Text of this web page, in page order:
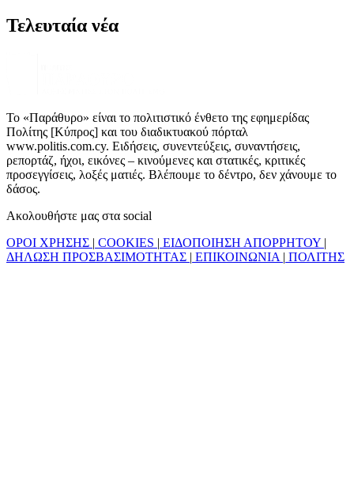
Τελευταία νέα
Το «Παράθυρο» είναι το πολιτιστικό ένθετο της εφημερίδας
Πολίτης [Κύπρος] και του διαδικτυακού πόρταλ
www.politis.com.cy. Ειδήσεις, συνεντεύξεις, συναντήσεις,
ρεπορτάζ, ήχοι, εικόνες – κινούμενες και στατικές, κριτικές
προσεγγίσεις, λοξές ματιές. Βλέπουμε το δέντρο, δεν χάνουμε το
δάσος.
Ακολουθήστε μας στα social
ΟΡΟΙ ΧΡΗΣΗΣ | COOKIES | ΕΙΔΟΠΟΙΗΣΗ ΑΠΟΡΡΗΤΟΥ |
ΔΗΛΩΣΗ ΠΡΟΣΒΑΣΙΜΟΤΗΤΑΣ | ΕΠΙΚΟΙΝΩΝΙΑ | ΠΟΛΙΤΗΣ